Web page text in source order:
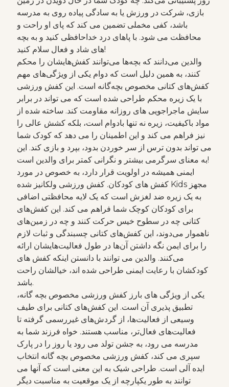
بازی، شرکت در ورزش یا به سادگی پیاده روی به مدرسه
باشد، کفی مخملی تضمین می کند که پای او راحت و
محافظت می شود. با پاهای درد خداحافظی کنید و به بچه
های شاد و فعال سلام کنید!
والدین می‌دانند که بچه‌ها می‌توانند کفش‌هایشان را محکم
کنند، به همین دلیل است که دوام یکی از ویژگی‌های مهم
کفش‌های کتانی مخصوص بچه‌گانه است. این کفش ورزشی
با یک زیره محکم طراحی شده است که می تواند در برابر
سایش ماجراجویی های روزانه مقاومت کند. ساخته شده از
مواد باکیفیت، زیره نه تنها بادوام است، بلکه کشش عالی را
نیز فراهم می کند و این اطمینان را می دهد که کودک شما
می تواند بدون ترس از سر خوردن بدود، بپرد و بازی کند. این
به معنای سرگرمی بیشتر و نگرانی کمتر برای والدین است!
ایمنی همیشه در اولویت قرار دارد، به خصوص در مورد
کفش های کودکان. کفش ورزشی ولکانیز شده Kids مجهز
به یک زیره ضد لغزش است که یک لایه محافظتی اضافی
برای کودکان کوچک شما فراهم می کند. این کفش‌های
کتانی چه در سطوح خیس حرکت کنند و چه در زمین‌های
ناهموار می‌دوند، این کفش‌های کتانی چسبندگی و ثبات لازم
را برای ایمن نگه داشتن آن‌ها در طول فعالیت‌هایشان ارائه
می‌کنند. والدین می توانند با دانستن اینکه کفش های
کودکشان با رعایت ایمنی طراحی شده اند، خیالشان راحت
باشد.
یکی از ویژگی های بارز کفش ورزشی مخصوص بچه گانه،
تطبیق پذیری آن است. این کفش‌های کتانی برای طیف
وسیعی از فعالیت‌ها، از گردش‌های غیررسمی گرفته تا
فعالیت‌های فعال‌تر، مناسب هستند. خواه فرزند شما به
مدرسه می رود، به جشن تولد می رود یا روز را در پارک
سپری می کند، کفش ورزشی مخصوص بچه گانه انتخاب
ایده آلی است. طراحی شیک به این معنی است که آنها می
توانند به طور یکپارچه از یک موقعیت به مناسبت دیگر